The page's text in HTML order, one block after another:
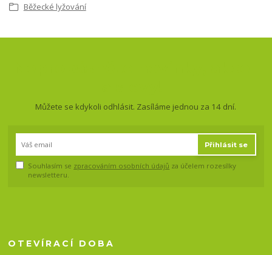
Běžecké lyžování
Můžete se kdykoli odhlásit. Zasíláme jednou za 14 dní.
Přihlásit se
Souhlasím se zpracováním osobních údajů za účelem rozesílky
newsletteru.
OTEVÍRACÍ DOBA